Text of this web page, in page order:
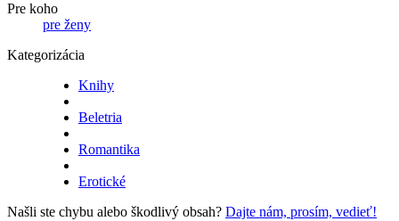
Pre koho
pre ženy
Kategorizácia
Knihy
Beletria
Romantika
Erotické
Našli ste chybu alebo škodlivý obsah? Dajte nám, prosím, vedieť!